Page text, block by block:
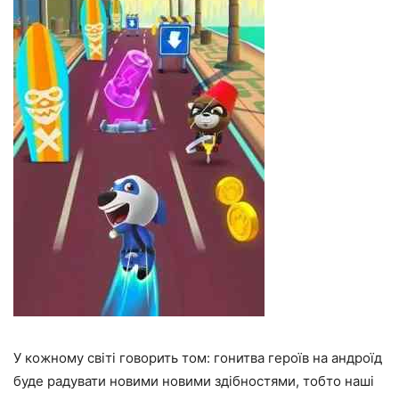
У кожному світі говорить том: гонитва героїв на андроїд
буде радувати новими новими здібностями, тобто наші